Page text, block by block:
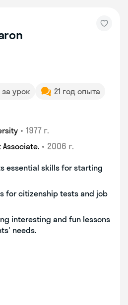
за урок
21 год опыта
• 1977 г.
Associate. • 2006 г.
essential skills for starting
for citizenship tests and job
interesting and fun lessons
needs.